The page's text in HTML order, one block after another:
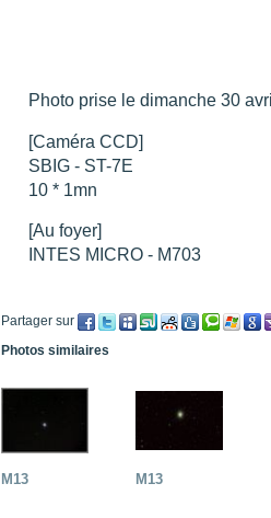
Photo prise le dimanche 30
[Caméra CCD]
SBIG - ST-7E
10 * 1mn
[Au foyer]
INTES MICRO - M703
Partager sur
Photos similaires
M13 M13